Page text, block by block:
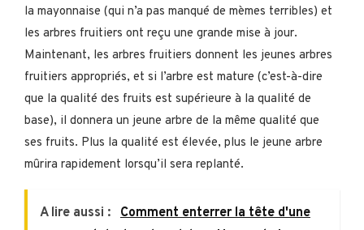
la mayonnaise (qui n’a pas manqué de mèmes terribles) et
les arbres fruitiers ont reçu une grande mise à jour.
Maintenant, les arbres fruitiers donnent les jeunes arbres
fruitiers appropriés, et si l’arbre est mature (c’est-à-dire
que la qualité des fruits est supérieure à la qualité de
base), il donnera un jeune arbre de la même qualité que
ses fruits. Plus la qualité est élevée, plus le jeune arbre
mûrira rapidement lorsqu’il sera replanté.
A lire aussi :
Comment enterrer la tête d'une